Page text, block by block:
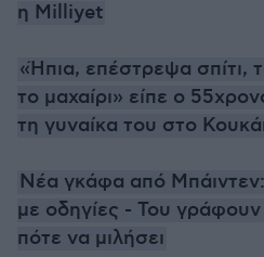
η Milliyet
«Ήπια, επέστρεψα
το μαχαίρι» είπε ο
τη γυναίκα του στο
Νέα γκάφα από
με οδηγίες - Του γράφουν
πότε να μιλήσει